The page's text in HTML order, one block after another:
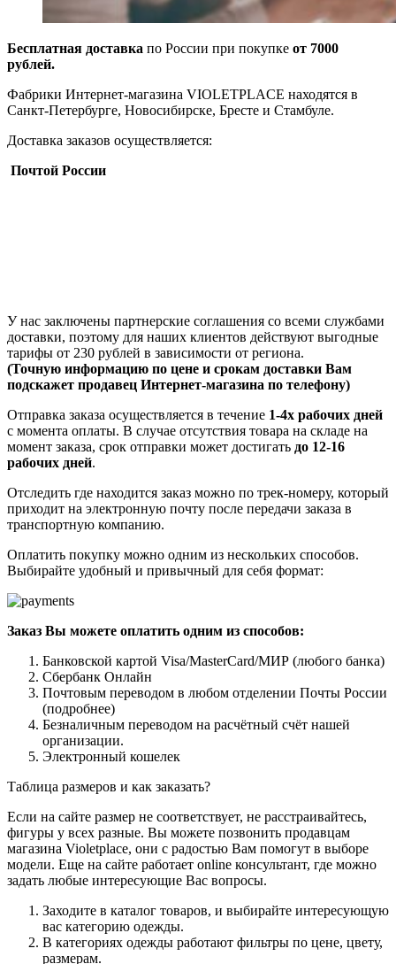
Бесплатная доставка по России при покупке от 7000
рублей.
Фабрики Интернет-магазина VIOLETPLACE находятся в
Санкт-Петербурге, Новосибирске, Бресте и Стамбуле.
Доставка заказов осуществляется:
Почтой России
У нас заключены партнерские соглашения со всеми службами
доставки, поэтому для наших клиентов действуют выгодные
тарифы от 230 рублей в зависимости от региона.
(Точную информацию по цене и срокам доставки Вам
подскажет продавец Интернет-магазина по телефону)
Отправка заказа осуществляется в течение 1-4х рабочих дней
с момента оплаты. В случае отсутствия товара на складе на
момент заказа, срок отправки может достигать до 12-16
рабочих дней.
Отследить где находится заказ можно по трек-номеру, который
приходит на электронную почту после передачи заказа в
транспортную компанию.
Оплатить покупку можно одним из нескольких способов.
Выбирайте удобный и привычный для себя формат:
Заказ Вы можете оплатить одним из способов:
Банковской картой Visa/MasterCard/МИР (любого банка)
Сбербанк Онлайн
Почтовым переводом в любом отделении Почты России
(подробнее)
Безналичным переводом на расчётный счёт нашей
организации.
Электронный кошелек
Таблица размеров и как заказать?
Если на сайте размер не соответствует, не расстраивайтесь,
фигуры у всех разные. Вы можете позвонить продавцам
магазина Violetplace, они с радостью Вам помогут в выборе
модели. Еще на сайте работает online консультант, где можно
задать любые интересующие Вас вопросы.
Заходите в каталог товаров, и выбирайте интересующую
вас категорию одежды.
В категориях одежды работают фильтры по цене, цвету,
размерам.